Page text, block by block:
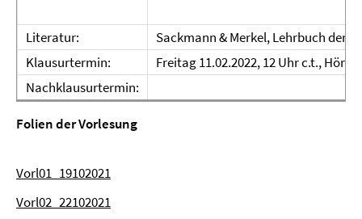
Literatur:
Sackmann & Merkel, Lehrbuch der
Klausurtermin:
Freitag 11.02.2022, 12 Uhr c.t.,
Nachklausurtermin:
Folien der Vorlesung
Vorl01_19102021
Vorl02_22102021